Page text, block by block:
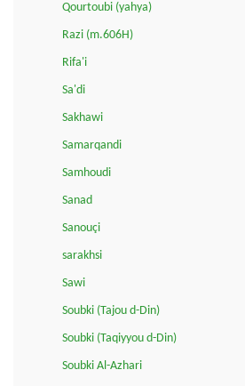
Qourtoubi (yahya)
Razi (m.606H)
Rifa'i
Sa'di
Sakhawi
Samarqandi
Samhoudi
Sanad
Sanouçi
sarakhsi
Sawi
Soubki (Tajou d-Din)
Soubki (Taqiyyou d-Din)
Soubki Al-Azhari